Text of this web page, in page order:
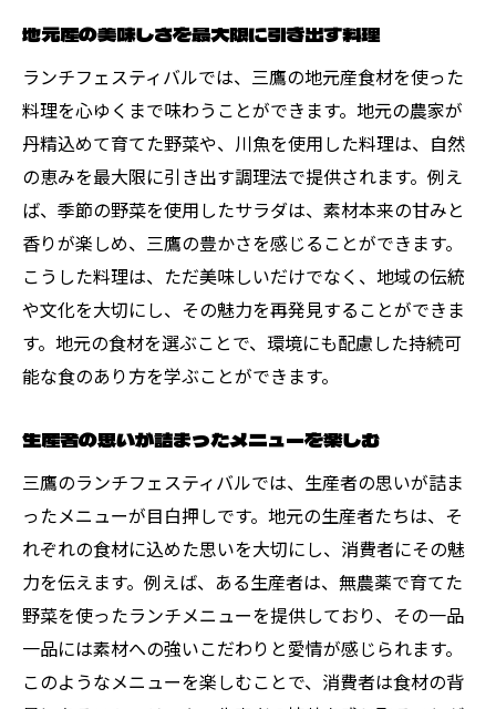
地元産の美味しさを最大限に引き出す料理
ランチフェスティバルでは、三鷹の地元産食材を使った
料理を心ゆくまで味わうことができます。地元の農家が
丹精込めて育てた野菜や、川魚を使用した料理は、自然
の恵みを最大限に引き出す調理法で提供されます。例え
ば、季節の野菜を使用したサラダは、素材本来の甘みと
香りが楽しめ、三鷹の豊かさを感じることができます。
こうした料理は、ただ美味しいだけでなく、地域の伝統
や文化を大切にし、その魅力を再発見することができま
す。地元の食材を選ぶことで、環境にも配慮した持続可
能な食のあり方を学ぶことができます。
生産者の思いが詰まったメニューを楽しむ
三鷹のランチフェスティバルでは、生産者の思いが詰ま
ったメニューが目白押しです。地元の生産者たちは、そ
れぞれの食材に込めた思いを大切にし、消費者にその魅
力を伝えます。例えば、ある生産者は、無農薬で育てた
野菜を使ったランチメニューを提供しており、その一品
一品には素材への強いこだわりと愛情が感じられます。
このようなメニューを楽しむことで、消費者は食材の背